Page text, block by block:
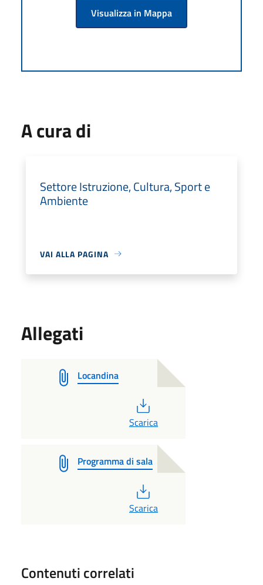
Visualizza in Mappa
A cura di
Settore Istruzione, Cultura, Sport e
Ambiente
VAI ALLA PAGINA
Allegati
Locandina
Scarica
Programma di sala
Scarica
Contenuti correlati